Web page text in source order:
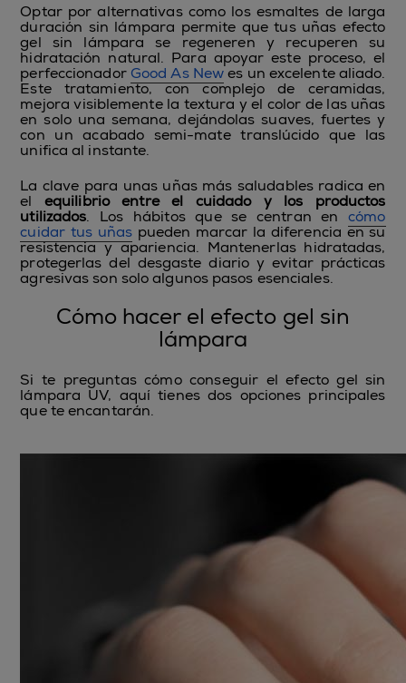
Optar por alternativas como los esmaltes de larga
duración sin lámpara permite que tus uñas efecto
gel sin lámpara se regeneren y recuperen su
hidratación natural. Para apoyar este proceso, el
perfeccionador Good As Newes un excelente aliado.
Este tratamiento, con complejo de ceramidas,
mejora visiblemente la textura y el color de las uñas
en solo una semana, dejándolas suaves, fuertes y
con un acabado semi-mate translúcido que las
unifica al instante.
La clave para unas uñas más saludables radica en
el equilibrio entre el cuidado y los productos
utilizados. Los hábitos que se centran encómo
cuidar tus uñaspueden marcar la diferencia en su
resistencia y apariencia. Mantenerlas hidratadas,
protegerlas del desgaste diario y evitar prácticas
agresivas son solo algunos pasos esenciales.
Cómo hacer el efecto gel sin
lámpara
Si te preguntas cómo conseguir el efecto gel sin
lámpara UV, aquí tienes dos opciones principales
que te encantarán.